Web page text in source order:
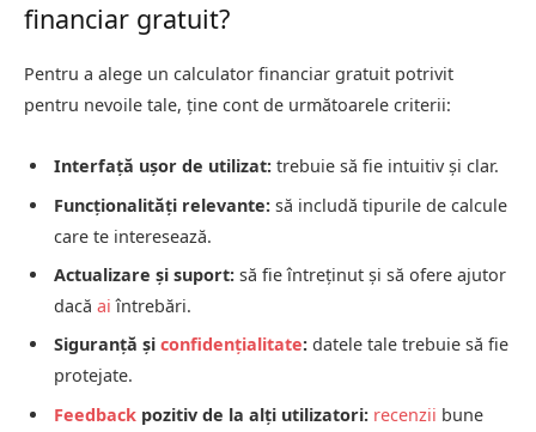
financiar gratuit?
Pentru a alege un calculator financiar gratuit potrivit
pentru nevoile tale, ține cont de următoarele criterii:
Interfață ușor de utilizat: trebuie să fie intuitiv și clar.
Funcționalități relevante: să includă tipurile de calcule
care te interesează.
Actualizare și suport: să fie întreținut și să ofere ajutor
dacă ai întrebări.
Siguranță și confidențialitate: datele tale trebuie să fie
protejate.
Feedback pozitiv de la alți utilizatori: recenzii bune